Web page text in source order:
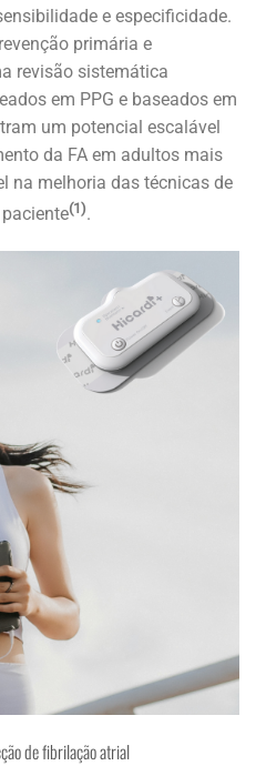
e especificidade.
primária e
revisão sistemática
em PPG e baseados em
um potencial escalável
da FA em adultos mais
na melhoria das técnicas de
(1).
de fibrilação atrial